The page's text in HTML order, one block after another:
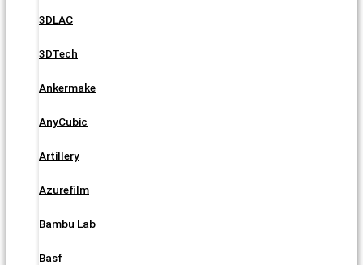
3DLAC
3DTech
Ankermake
AnyCubic
Artillery
Azurefilm
Bambu Lab
Basf